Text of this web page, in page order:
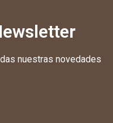
nuestras novedades